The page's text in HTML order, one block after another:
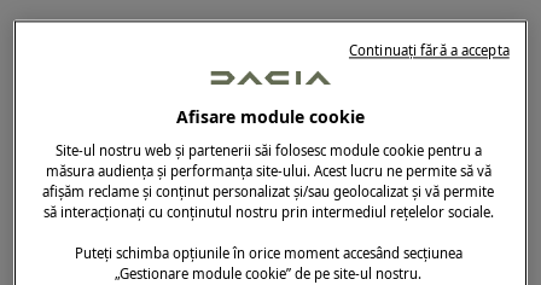
vânzări online a mărcii Dacia
(https://vanzari.dacia.ro) s-a impus deja ca un
instrument practic și rapid pentru rezervarea
unui vehicul, ajungând să fie utilizată de un
număr tot mai mare de clienți.
28.03.2024
Afisare module cookie
Site-ul nostru web și partenerii săi folosesc module cookie pentru a
măsura audiența și performanța site-ului. Acest lucru ne permite să vă
afișăm reclame și conținut personalizat și/sau geolocalizat și vă permite
să interacționați cu conținutul nostru prin intermediul rețelelor sociale.
Puteți schimba opțiunile în orice moment accesând secțiunea
„Gestionare module cookie” de pe site-ul nostru.
Continuați fără a accepta